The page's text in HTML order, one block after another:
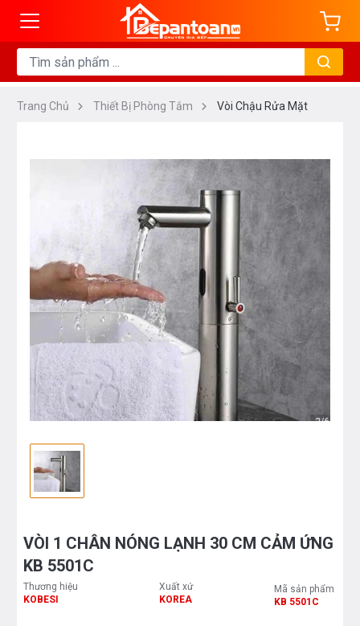
Trang Chủ Thiết Bị Phòng Tắm Vòi Chậu Rửa Mặt
VÒI 1 CHÂN NÓNG LẠNH 30 CM CẢM ỨNG
KB 5501C
Thương hiệu
KOBESI
Xuất xứ
KOREA
Mã sản phẩm
KB 5501C